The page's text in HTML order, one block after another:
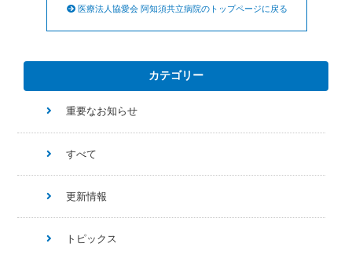
医療法人協愛会 阿知須共立病院のトップページに戻る
カテゴリー
重要なお知らせ
すべて
更新情報
トピックス